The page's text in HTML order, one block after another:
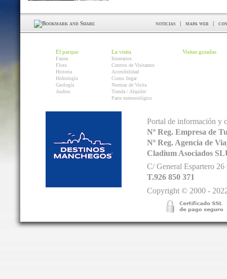
noticias | mapa web |
El parque
Fauna
Flora
Historia
Hidrología
Geología
Audios
La visita
Itinerarios
Centros de Visitantes
Accesibilidad
Como llegar
Normas de Visita
Tienda / Alquiler
Parte meteorológico
Visitas guiadas
Portal de información y
Nº Reg. Empresa de
Nº Reg. Agencia de
Cladium Asociados
C/ General Espartero
T.926 850 371
Copyright © 2000 -